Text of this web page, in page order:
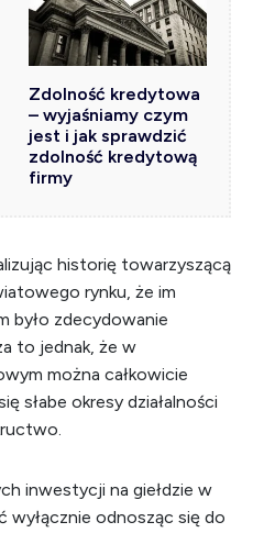
Zdolność kredytowa
– wyjaśniamy czym
jest i jak sprawdzić
zdolność kredytową
firmy
historię towarzyszącą
rynku, że im
było zdecydowanie
to jednak, że w
można całkowicie
słabe okresy działalności
inwestycji na giełdzie w
wyłącznie odnosząc się do